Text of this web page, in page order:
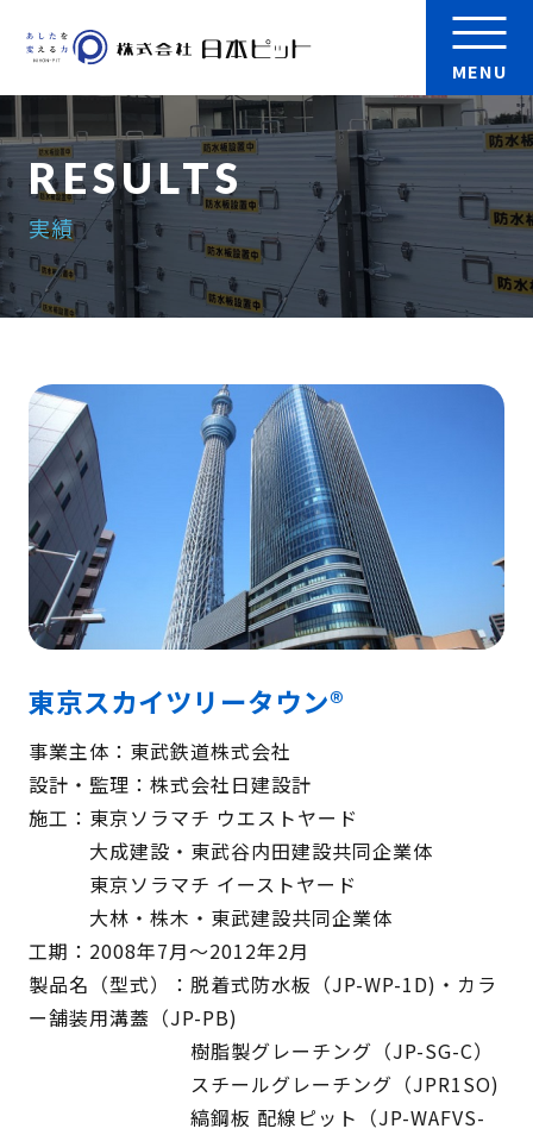
会社案内
製品
実績
採用情報
お問い合わせ
製品・見積もり窓口
097-547-8567
総務・経理・採用窓口
MENU
実績
東京スカイツリータウン®
事業主体：東武鉄道株式会社
設計・監理：株式会社日建設計
施工：東京ソラマチ ウエストヤード
大成建設・東武谷内田建設共同企業体
東京ソラマチ イーストヤード
大林・株木・東武建設共同企業体
工期：2008年7月〜2012年2月
製品名（型式）：脱着式防水板（JP-WP-1D)・カラ
ー舗装用溝蓋（JP-PB)
樹脂製グレーチング（JP-SG-C）
スチールグレーチング（JPR1SO)
縞鋼板 配線ピット（JP-WAFVS-